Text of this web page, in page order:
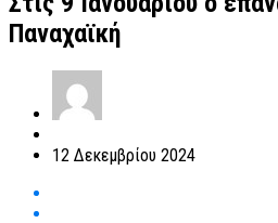
Παναχαϊκή
12 Δεκεμβρίου 2024